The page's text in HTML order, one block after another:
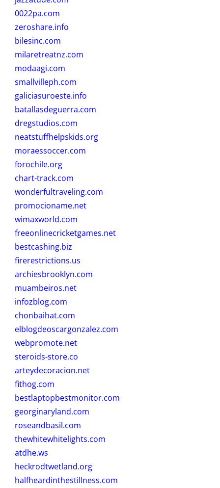
0022pa.com
zeroshare.info
bilesinc.com
milaretreatnz.com
modaagi.com
smallvilleph.com
galiciasuroeste.info
batallasdeguerra.com
dregstudios.com
neatstuffhelpskids.org
moraessoccer.com
forochile.org
chart-track.com
wonderfultraveling.com
promocioname.net
wimaxworld.com
freeonlinecricketgames.net
bestcashing.biz
firerestrictions.us
archiesbrooklyn.com
muambeiros.net
infozblog.com
chonbaihat.com
elblogdeoscargonzalez.com
webpromote.net
steroids-store.co
arteydecoracion.net
fithog.com
bestlaptopbestmonitor.com
georginaryland.com
roseandbasil.com
thewhitewhitelights.com
atdhe.ws
heckrodtwetland.org
halfheardinthestillness.com